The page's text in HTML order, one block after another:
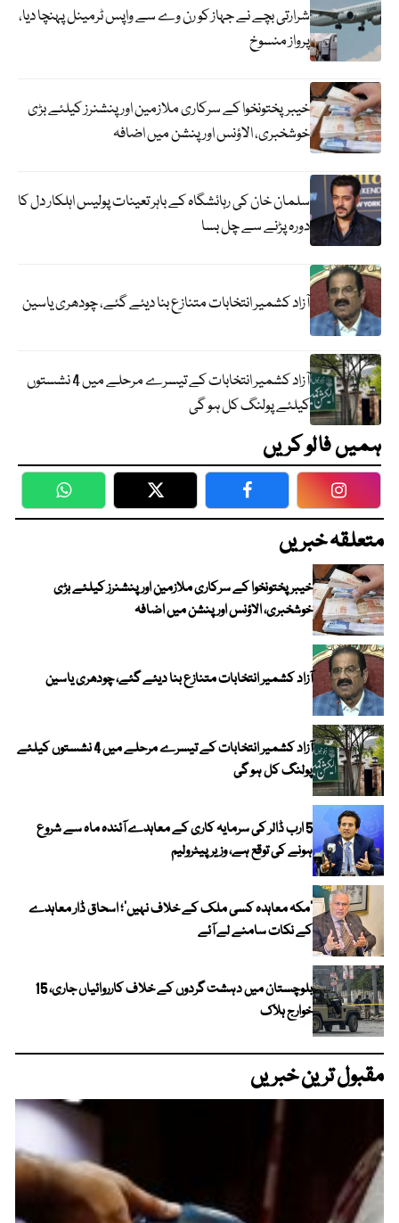
شرارتی بچے نے جہاز کو رن وے سے واپس ٹرمینل پہنچا دیا،
پرواز منسوخ
خیبرپختونخوا کے سرکاری ملازمین اور پنشنرز کیلئے بڑی
خوشخبری، الاؤنس اور پنشن میں اضافہ
سلمان خان کی رہائشگاہ کے باہر تعینات پولیس اہلکار دل کا
دورہ پڑنے سے چل بسا
آزاد کشمیر انتخابات متنازع بنا دیئے گئے، چودھری یاسین
آزاد کشمیر انتخابات کے تیسرے مرحلے میں 4 نشستوں
کیلئے پولنگ کل ہو گی
ہمیں فالو کریں
WhatsApp Twitter Facebook
متعلقہ خبریں
خیبرپختونخوا کے سرکاری ملازمین اور پنشنرز کیلئے بڑی
خوشخبری، الاؤنس اور پنشن میں اضافہ
آزاد کشمیر انتخابات متنازع بنا دیئے گئے، چودھری یاسین
آزاد کشمیر انتخابات کے تیسرے مرحلے میں 4 نشستوں کیلئے
پولنگ کل ہو گی
5 ارب ڈالر کی سرمایہ کاری کے معاہدے آئندہ ماہ سے شروع
ہونے کی توقع ہے، وزیر پیٹرولیم
‘مکہ معاہدہ کسی ملک کے خلاف نہیں’؛ اسحاق ڈار معاہدے
کے نکات سامنے لے آئے
بلوچستان میں دہشت گردوں کے خلاف کارروائیاں جاری، 15
خوارج ہلاک
مقبول ترین خبریں